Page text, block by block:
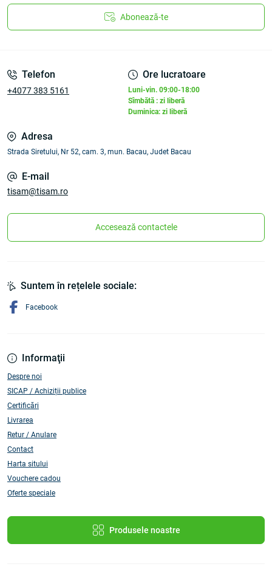
Abonează-te
Telefon
+4077 383 5161
Ore lucratoare
Luni-vin. 09:00-18:00
Sîmbătă : zi liberă
Duminica: zi liberă
Adresa
Strada Siretului, Nr 52, cam. 3, mun. Bacau, Judet Bacau
E-mail
tisam@tisam.ro
Accesează contactele
Informaţii
Despre noi
SICAP / Achiziții publice
Certificări
Livrarea
Retur / Anulare
Contact
Harta sitului
Vouchere cadou
Oferte speciale
Produsele noastre
Suntem în rețelele sociale:
Facebook